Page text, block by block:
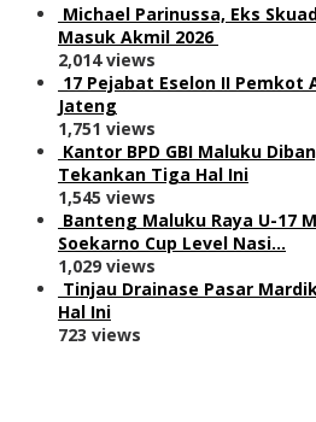
Michael Parinussa, Eks
Masuk Akmil 2026
2,014 views
17 Pejabat Eselon II Pemkot
Jateng
1,751 views
Kantor BPD GBI Maluku
Tekankan Tiga Hal Ini
1,545 views
Banteng Maluku Raya U-17
Soekarno Cup Level Nasi…
1,029 views
Tinjau Drainase Pasar
Hal Ini
723 views